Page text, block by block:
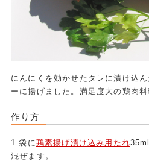
にんにくを効かせたタレに漬け込
ーに揚げました。満足度大の鶏肉料
作り方
1.袋に鶏素揚げ漬け込み用たれ
混ぜます。